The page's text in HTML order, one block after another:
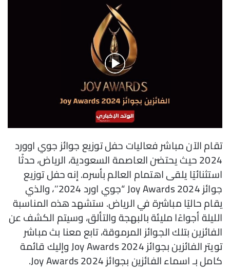
تقام الآن مباشر فعاليات حفل توزيع جوائز جوي اوورد
2024 حيث يحتضن العاصمة السعودية، الرياض، حدثًا
استثنائيًا يلقى اهتمام العالم بأسره. إنه حفل توزيع
جوائز Joy Awards 2024 “جوي اورد 2024″، والذي
يقام حاليًا مباشرة في الرياض. ستشهد هذه المناسبة
الليلة أجواءًا مليئة بالبهجة والتألق، وسيتم الكشف عن
الفائزين بتلك الجوائز المرموقة، تابع معنا بث مباشر
تويتر الفائزين بجوائز Joy Awards 2024 وإليك قائمة
كامل بـ اسماء الفائزين بجوائز Joy Awards 2024.